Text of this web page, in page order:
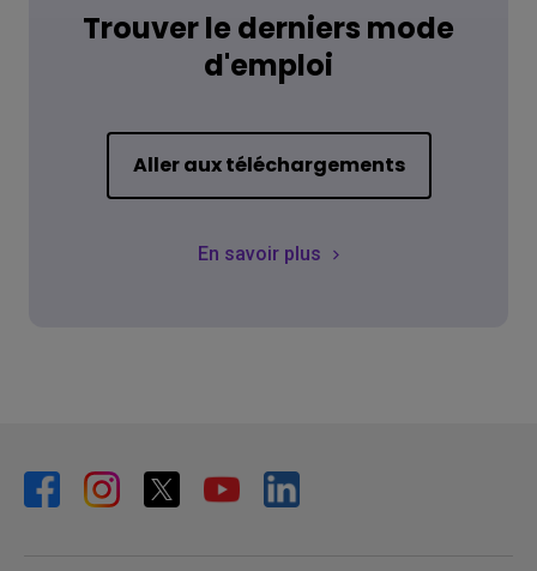
Trouver le derniers mode
d'emploi
Aller aux téléchargements
En savoir plus